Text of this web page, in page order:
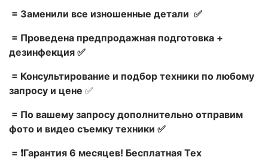
= Заменили все изношенные детали ✅
= Проведена предпродажная подготовка +
дезинфекция ✅
= Консультирование и подбор техники по любому
запросу и цене ✅
= По вашему запросу дополнительно отправим
фото и видео съемку техники ✅
= ❗Гарантия 6 месяцев! Бесплатная Тех